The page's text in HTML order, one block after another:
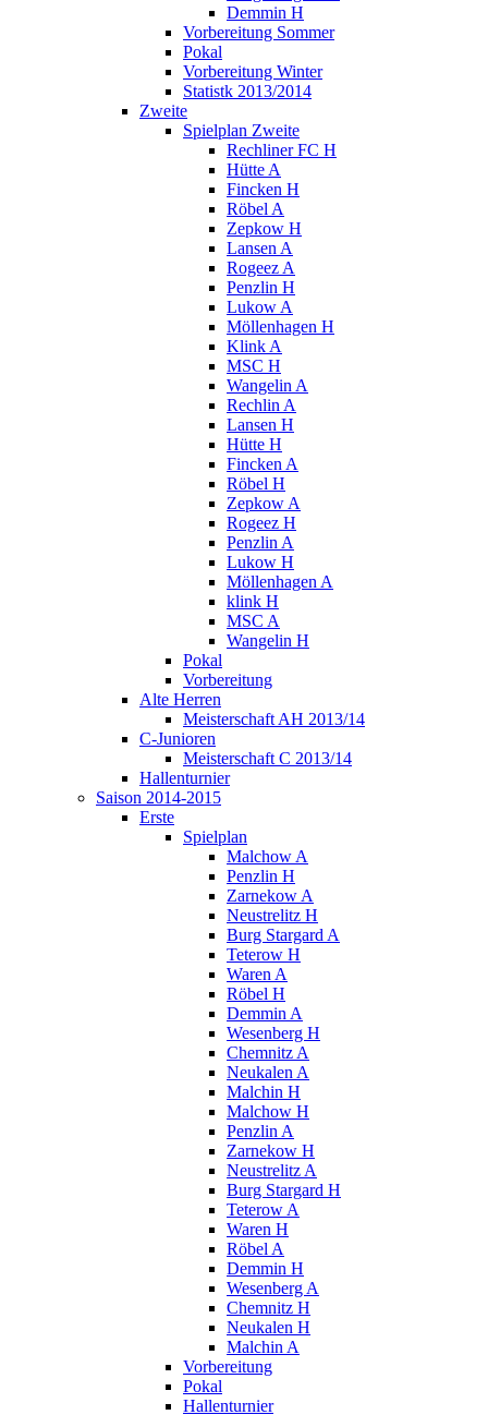
Demmin H
Vorbereitung Sommer
Pokal
Vorbereitung Winter
Statistk 2013/2014
Zweite
Spielplan Zweite
Rechliner FC H
Hütte A
Fincken H
Röbel A
Zepkow H
Lansen A
Rogeez A
Penzlin H
Lukow A
Möllenhagen H
Klink A
MSC H
Wangelin A
Rechlin A
Lansen H
Hütte H
Fincken A
Röbel H
Zepkow A
Rogeez H
Penzlin A
Lukow H
Möllenhagen A
klink H
MSC A
Wangelin H
Pokal
Vorbereitung
Alte Herren
Meisterschaft AH 2013/14
C-Junioren
Meisterschaft C 2013/14
Hallenturnier
Saison 2014-2015
Erste
Spielplan
Malchow A
Penzlin H
Zarnekow A
Neustrelitz H
Burg Stargard A
Teterow H
Waren A
Röbel H
Demmin A
Wesenberg H
Chemnitz A
Neukalen A
Malchin H
Malchow H
Penzlin A
Zarnekow H
Neustrelitz A
Burg Stargard H
Teterow A
Waren H
Röbel A
Demmin H
Wesenberg A
Chemnitz H
Neukalen H
Malchin A
Vorbereitung
Pokal
Hallenturnier